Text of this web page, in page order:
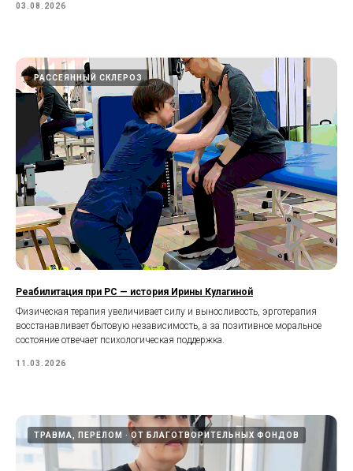
03.08.2026
РАССЕЯННЫЙ СКЛЕРОЗ
Реабилитация при РС — история Ирины Кулагиной
Физическая терапия увеличивает силу и выносливость, эрготерапия
восстанавливает бытовую независимость, а за позитивное моральное
состояние отвечает психологическая поддержка.
11.03.2026
ТРАВМА, ПЕРЕЛОМ ОТ БЛАГОТВОРИТЕЛЬНЫХ ФОНДОВ